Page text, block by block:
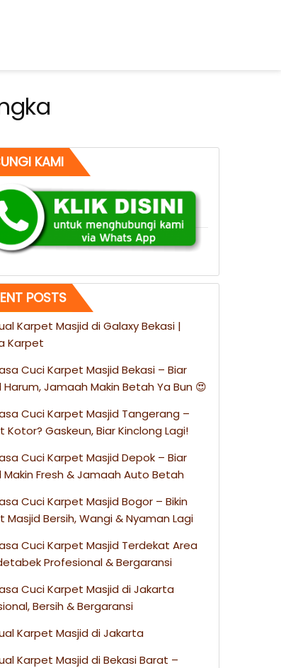
KAMI
POSTS
Karpet Masjid di Galaxy Bekasi |
Karpet
Cuci Karpet Masjid Bekasi – Biar
Harum, Jamaah Makin Betah Ya Bun 😍
Cuci Karpet Masjid Tangerang –
Kotor? Gaskeun, Biar Kinclong Lagi!
Cuci Karpet Masjid Depok – Biar
Makin Fresh & Jamaah Auto Betah
Cuci Karpet Masjid Bogor – Bikin
Masjid Bersih, Wangi & Nyaman Lagi
Cuci Karpet Masjid Terdekat Area
Profesional & Bergaransi
Cuci Karpet Masjid di Jakarta
Bersih & Bergaransi
Karpet Masjid di Jakarta
Karpet Masjid di Bekasi Barat –